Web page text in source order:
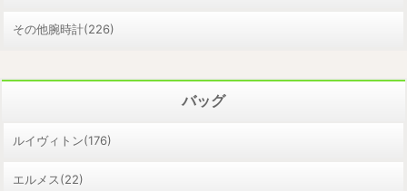
その他腕時計(226)
バッグ
ルイヴィトン(176)
エルメス(22)